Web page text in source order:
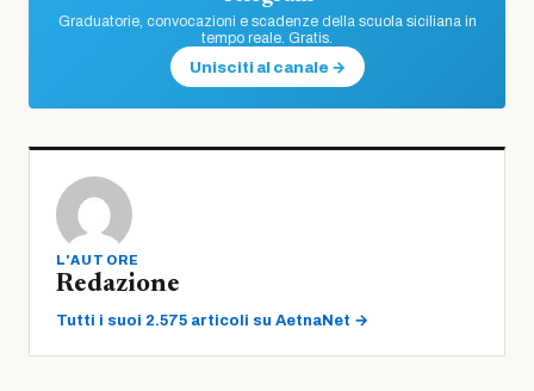
Graduatorie, convocazioni e scadenze della scuola siciliana in
tempo reale. Gratis.
Unisciti al canale →
L'AUTORE
Redazione
Tutti i suoi 2.575 articoli su AetnaNet →